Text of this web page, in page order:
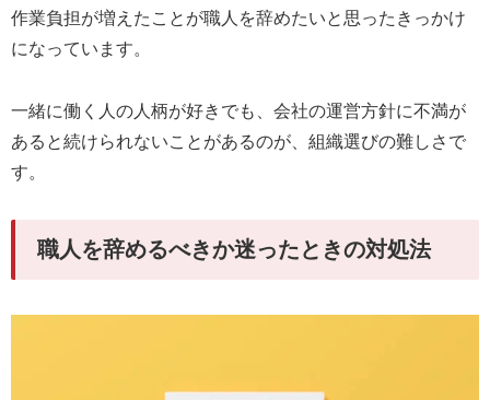
作業負担が増えたことが職人を辞めたいと思ったきっかけ
になっています。
一緒に働く人の人柄が好きでも、会社の運営方針に不満が
あると続けられないことがあるのが、組織選びの難しさで
す。
職人を辞めるべきか迷ったときの対処法